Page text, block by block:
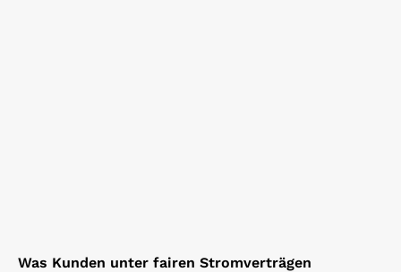
Was Kunden unter fairen Stromverträgen